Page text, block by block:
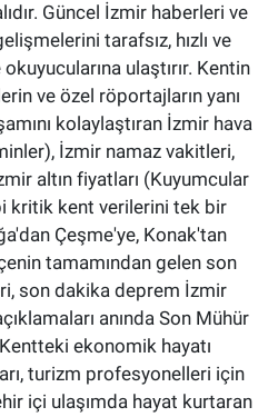
Güncel İzmir haberleri ve
tarafsız, hızlı ve
ulaştırır. Kentin
ve özel röportajların yanı
kolaylaştıran İzmir hava
İzmir namaz vakitleri,
altın fiyatları (Kuyumcular
kritik kent verilerini tek bir
Çeşme'ye, Konak'tan
tamamından gelen son
son dakika deprem İzmir
anında Son Mühür
ekonomik hayatı
turizm profesyonelleri için
içi ulaşımda hayat kurtaran